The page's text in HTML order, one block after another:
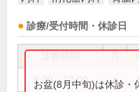
診療/受付時間・休診日
9:00～12:00 ●
お盆(8月中旬)は休診・